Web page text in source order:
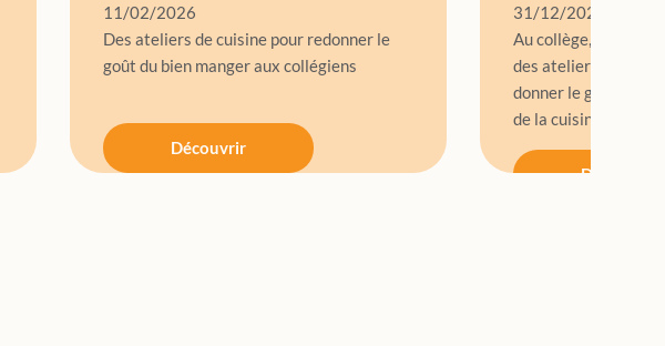
11/02/2026
Des ateliers de cuisine pour redonner le
goût du bien manger aux collégiens
Découvrir
31/12/2025
Au collège,
des ateliers pour
donner le goût
de la cuisine
Découvrir